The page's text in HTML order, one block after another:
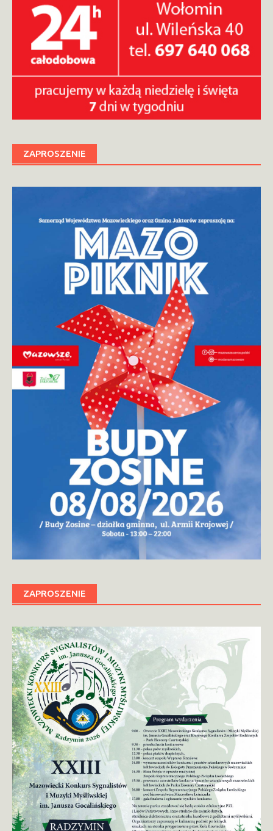
ZAPROSZENIE
ZAPROSZENIE